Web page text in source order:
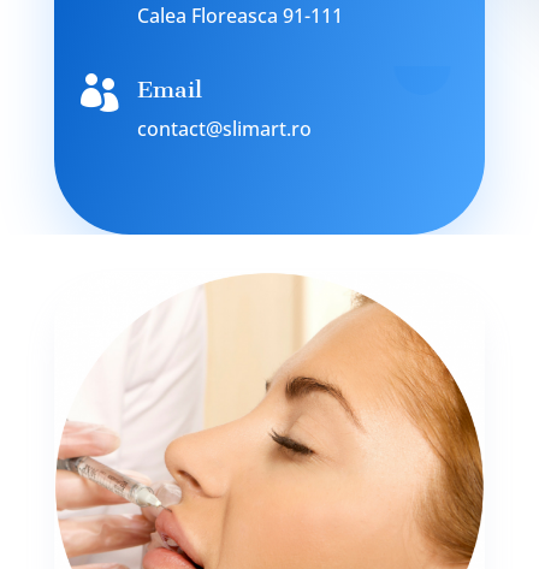
Calea Floreasca 91-111
 Email
contact@slimart.ro